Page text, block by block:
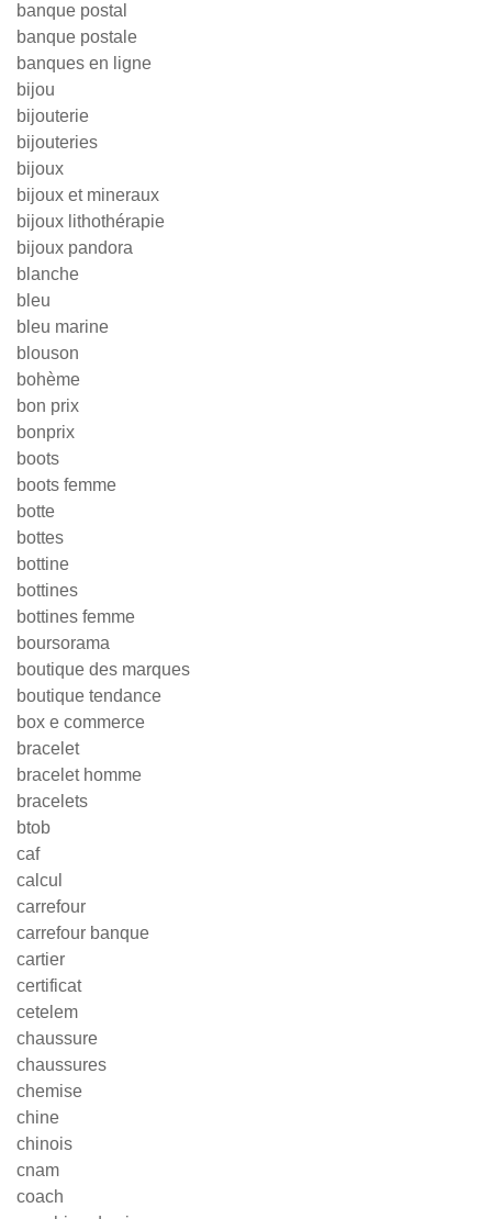
banque postal
banque postale
banques en ligne
bijou
bijouterie
bijouteries
bijoux
bijoux et mineraux
bijoux lithothérapie
bijoux pandora
blanche
bleu
bleu marine
blouson
bohème
bon prix
bonprix
boots
boots femme
botte
bottes
bottine
bottines
bottines femme
boursorama
boutique des marques
boutique tendance
box e commerce
bracelet
bracelet homme
bracelets
btob
caf
calcul
carrefour
carrefour banque
cartier
certificat
cetelem
chaussure
chaussures
chemise
chine
chinois
cnam
coach